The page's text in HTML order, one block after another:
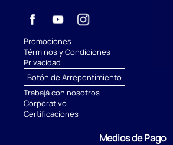
Promociones
Términos y Condiciones
Privacidad
Botón de Arrepentimiento
Trabajá con nosotros
Corporativo
Certificaciones
Medios de Pago